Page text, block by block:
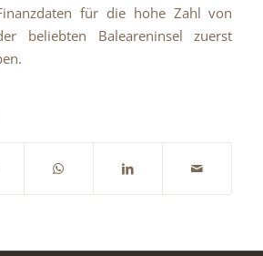
für die hohe Zahl von
beliebten Baleareninsel zuerst